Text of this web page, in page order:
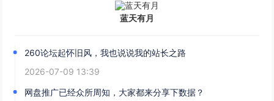
蓝天有月
260论坛起怀旧风，我也说说我的站长之路
2026-07-09 13:39
网盘推广已经众所周知，大家都来分享下数据？